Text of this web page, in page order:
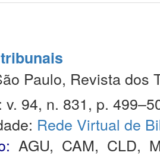
Paulo, Revista dos
94, n. 831, p.
Rede Virtual de
AGU, CAM, CLD,